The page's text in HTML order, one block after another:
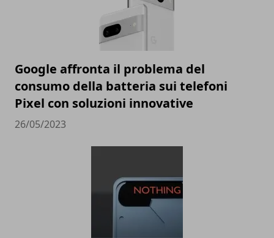
Google affronta il problema del
consumo della batteria sui telefoni
Pixel con soluzioni innovative
26/05/2023